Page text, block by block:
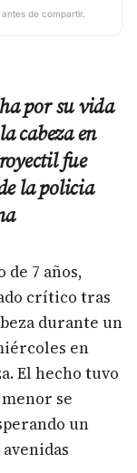
de compartir.
por su vida
cabeza en
fue
la policia
7 años,
crítico tras
durante un
en
El hecho tuvo
se
un